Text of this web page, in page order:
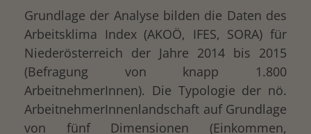
Grundlage der Analyse bilden die Daten des
Arbeitsklima Index (AKOÖ, IFES, SORA) für
Niederösterreich der Jahre 2014 bis 2015
(Befragung von knapp 1.800
ArbeitnehmerInnen). Die Typologie der nö.
ArbeitnehmerInnenlandschaft auf Grundlage
von fünf Dimensionen (Einkommen,
drucken